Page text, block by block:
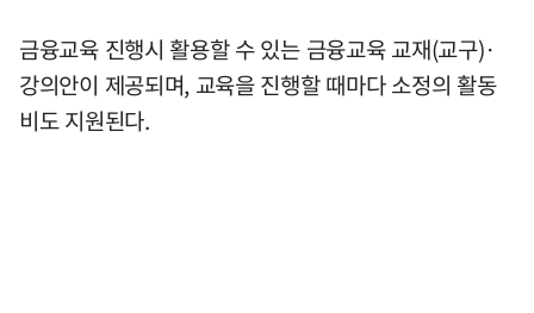
금융교육 진행시 활용할 수 있는 금융교육 교재(교구)·
강의안이 제공되며, 교육을 진행할 때마다 소정의 활동
비도 지원된다.